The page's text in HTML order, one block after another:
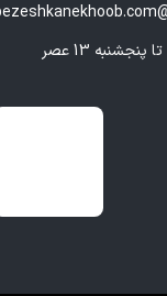
فعالیت:
در یکی از
و به‌صورت حضوری و
وی همچنین با